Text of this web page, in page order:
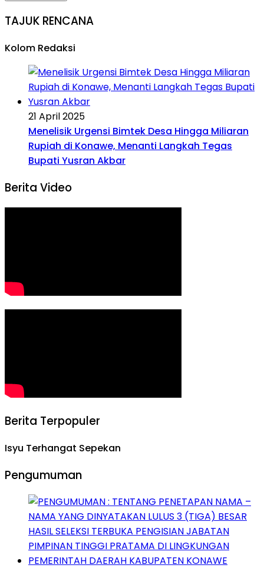
TAJUK RENCANA
Kolom Redaksi
21 April 2025
Menelisik Urgensi Bimtek Desa Hingga Miliaran
Rupiah di Konawe, Menanti Langkah Tegas
Bupati Yusran Akbar
Berita Video
Berita Terpopuler
Isyu Terhangat Sepekan
Pengumuman